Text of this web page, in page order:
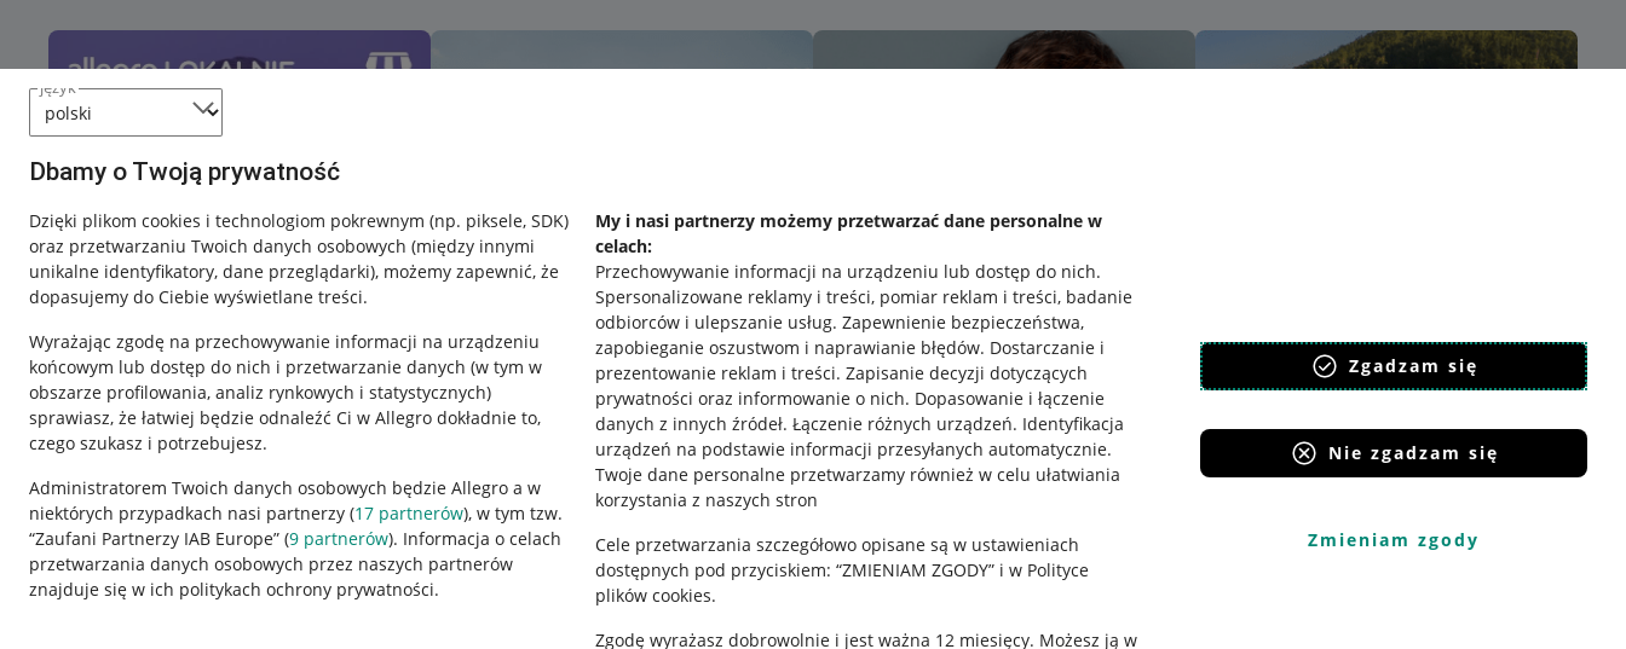
język
Dbamy o Twoją prywatność
Dzięki plikom cookies i technologiom pokrewnym (np. piksele, SDK)
oraz przetwarzaniu Twoich danych osobowych (między innymi
unikalne identyfikatory, dane przeglądarki), możemy zapewnić, że
dopasujemy do Ciebie wyświetlane treści.
Wyrażając zgodę na przechowywanie informacji na urządzeniu
końcowym lub dostęp do nich i przetwarzanie danych (w tym w
obszarze profilowania, analiz rynkowych i statystycznych)
sprawiasz, że łatwiej będzie odnaleźć Ci w Allegro dokładnie to,
czego szukasz i potrzebujesz.
Administratorem Twoich danych osobowych będzie Allegro a w
niektórych przypadkach nasi partnerzy (17 partnerów), w tym tzw.
“Zaufani Partnerzy IAB Europe” (9 partnerów). Informacja o celach
przetwarzania danych osobowych przez naszych partnerów
znajduje się w ich politykach ochrony prywatności.
My i nasi partnerzy możemy przetwarzać dane personalne w
celach:
Przechowywanie informacji na urządzeniu lub dostęp do nich.
Spersonalizowane reklamy i treści, pomiar reklam i treści, badanie
odbiorców i ulepszanie usług. Zapewnienie bezpieczeństwa,
zapobieganie oszustwom i naprawianie błędów. Dostarczanie i
prezentowanie reklam i treści. Zapisanie decyzji dotyczących
prywatności oraz informowanie o nich. Dopasowanie i łączenie
danych z innych źródeł. Łączenie różnych urządzeń. Identyfikacja
urządzeń na podstawie informacji przesyłanych automatycznie.
Twoje dane personalne przetwarzamy również w celu ułatwiania
korzystania z naszych stron
Cele przetwarzania szczegółowo opisane są w ustawieniach
dostępnych pod przyciskiem: “ZMIENIAM ZGODY” i w Polityce
plików cookies.
Zgodę wyrażasz dobrowolnie i jest ważna 12 miesięcy. Możesz ją w
Zgadzam się
Nie zgadzam się
Zmieniam zgody
Przydatne informacje
Jak to działa
Napisz do nas
Allegro Gadane dla sprzedających
Regulamin
Polityka plików "cookies"
Ustawienia plików "cookies"
Pobierz aplikację